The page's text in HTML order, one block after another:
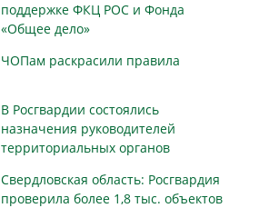
поддержке ФКЦ РОС и Фонда
«Общее дело»
ЧОПам раскрасили правила
В Росгвардии состоялись
назначения руководителей
территориальных органов
Свердловская область: Росгвардия
проверила более 1,8 тыс. объектов